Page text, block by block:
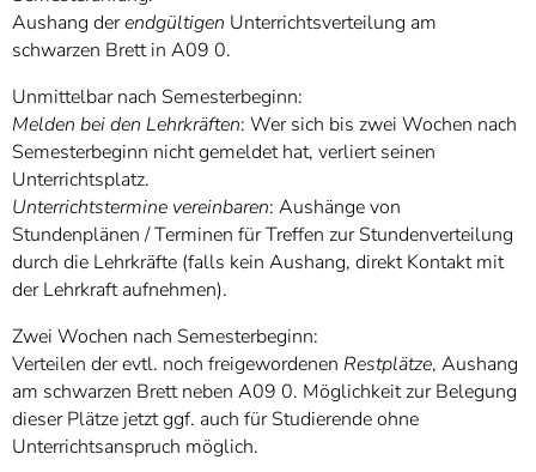
Informationen zur
Barrierefreiheit
Aushang derendgültigen Unterrichtsverteilung am
schwarzen Brett in A09 0.
Unmittelbar nach Semesterbeginn:
Melden bei den Lehrkräften: Wer sich bis zwei Wochen nach
Semesterbeginn nicht gemeldet hat, verliert seinen
Unterrichtsplatz.
Unterrichtstermine vereinbaren: Aushänge von
Stundenplänen / Terminen für Treffen zur Stundenverteilung
durch die Lehrkräfte (falls kein Aushang, direkt Kontakt mit
der Lehrkraft aufnehmen).
Zwei Wochen nach Semesterbeginn:
Verteilen der evtl. noch freigewordenen Restplätze, Aushang
am schwarzen Brett neben A09 0. Möglichkeit zur Belegung
dieser Plätze jetzt ggf. auch für Studierende ohne
Unterrichtsanspruch möglich.